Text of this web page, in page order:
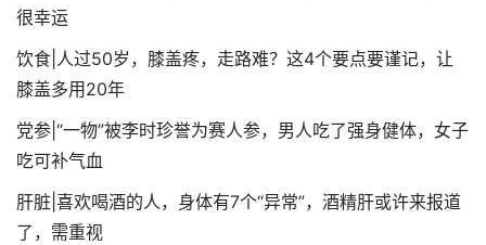
很幸运
饮食|人过50岁，膝盖疼，走路难？这4个要点要谨记，让
膝盖多用20年
党参|“一物”被李时珍誉为赛人参，男人吃了强身健体，女子
吃可补气血
肝脏|喜欢喝酒的人，身体有7个“异常”，酒精肝或许来报道
了，需重视